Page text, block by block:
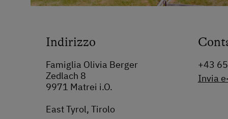
Indirizzo
Famiglia Olivia Berger
Zedlach 8
9971 Matrei i.O.
East Tyrol, Tirolo
+43
Invia